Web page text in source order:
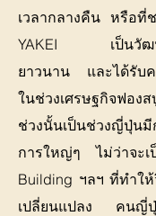
เวลากลางคืน หรือที่
YAKEI เป็นวัฒน
ยาวนาน และได้รับค
ในช่วงเศรษฐกิจฟอง
ช่วงนั้นเป็นช่วงญี่ปุ่นมี
การใหญ่ๆ ไม่ว่าจะ
Building ฯลฯ ที่ทำให้
เปลี่ยนแปลง คนญี่ปุ่